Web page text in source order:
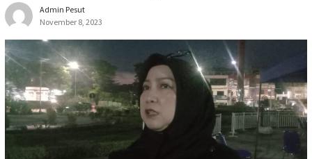
Admin Pesut
November 8, 2023